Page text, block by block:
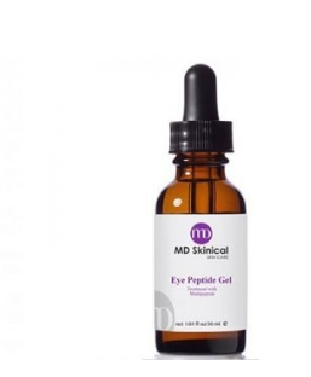
原
始
價
格：